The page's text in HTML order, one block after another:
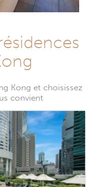
Kong et choisissez
convient